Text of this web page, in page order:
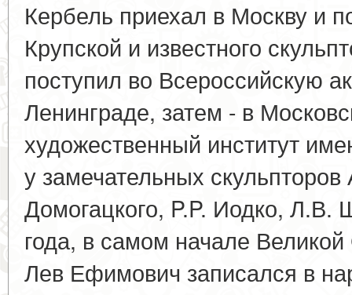
Кербель приехал в Москву и
Крупской и известного
поступил во Всероссийскую
Ленинграде, затем - в
художественный институт
у замечательных
Домогацкого, P.P. Иодко,
года, в самом начале
Лев Ефимович записался в